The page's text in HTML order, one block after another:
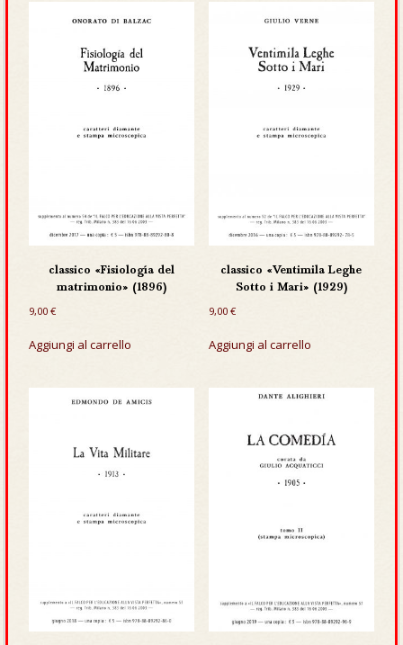
classico «Fisiología del
matrimonio» (1896)
9,00€
Aggiungi al carrello
classico «Ventimila Leghe
Sotto i Mari» (1929)
9,00 €
Aggiungi al carrello